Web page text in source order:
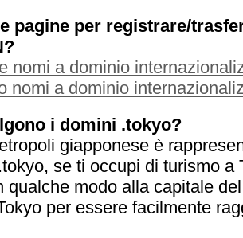
pagine per registrare/
nomi a dominio
nomi a dominio
i domini .tokyo?
giapponese è
se ti occupi di turismo a
qualche modo alla capitale
per essere facilmente